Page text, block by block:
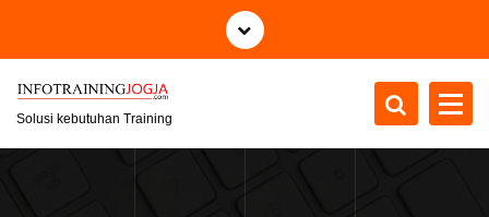
i
Solusi kebutuhan Training